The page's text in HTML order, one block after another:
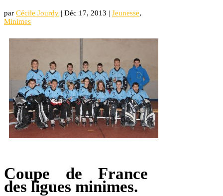
par Cécile Jourdy | Déc 17, 2013 | Jeunesse,
Minimes
Coupe de France
des ligues minimes.